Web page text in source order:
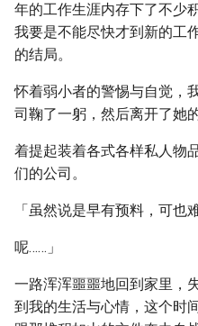
年的工作生涯内存下了不少
我要是不能尽快才到新的工
的结局。
怀着弱小者的警惕与自觉，
司鞠了一躬，然后离开了她
着提起装着各式各样私人物
们的公司。
「虽然说是早有预料，可也
呢……」
一路浑浑噩噩地回到家里，
到我的生活与心情，这个时